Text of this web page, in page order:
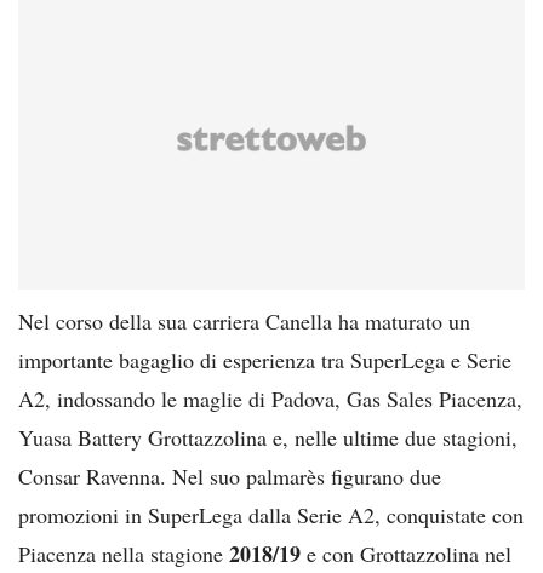
Nel corso della sua carriera Canella ha maturato un
importante bagaglio di esperienza tra SuperLega e Serie
A2, indossando le maglie di Padova, Gas Sales Piacenza,
Yuasa Battery Grottazzolina e, nelle ultime due stagioni,
Consar Ravenna. Nel suo palmarès figurano due
promozioni in SuperLega dalla Serie A2, conquistate con
Piacenza nella stagione 2018/19 e con Grottazzolina nel